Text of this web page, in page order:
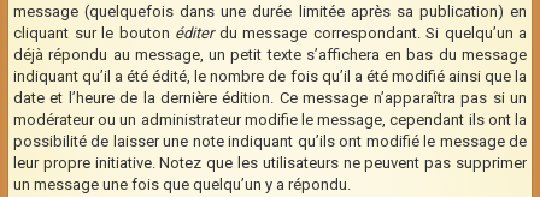
message (quelquefois dans une durée limitée après sa publication) en
cliquant sur le bouton éditerdu message correspondant. Si quelqu’un a
déjà répondu au message, un petit texte s’affichera en bas du message
indiquant qu’il a été édité, le nombre de fois qu’il a été modifié ainsi que la
date et l’heure de la dernière édition. Ce message n’apparaîtra pas si un
modérateur ou un administrateur modifie le message, cependant ils ont la
possibilité de laisser une note indiquant qu’ils ont modifié le message de
leur propre initiative. Notez que les utilisateurs ne peuvent pas supprimer
un message une fois que quelqu’un y a répondu.